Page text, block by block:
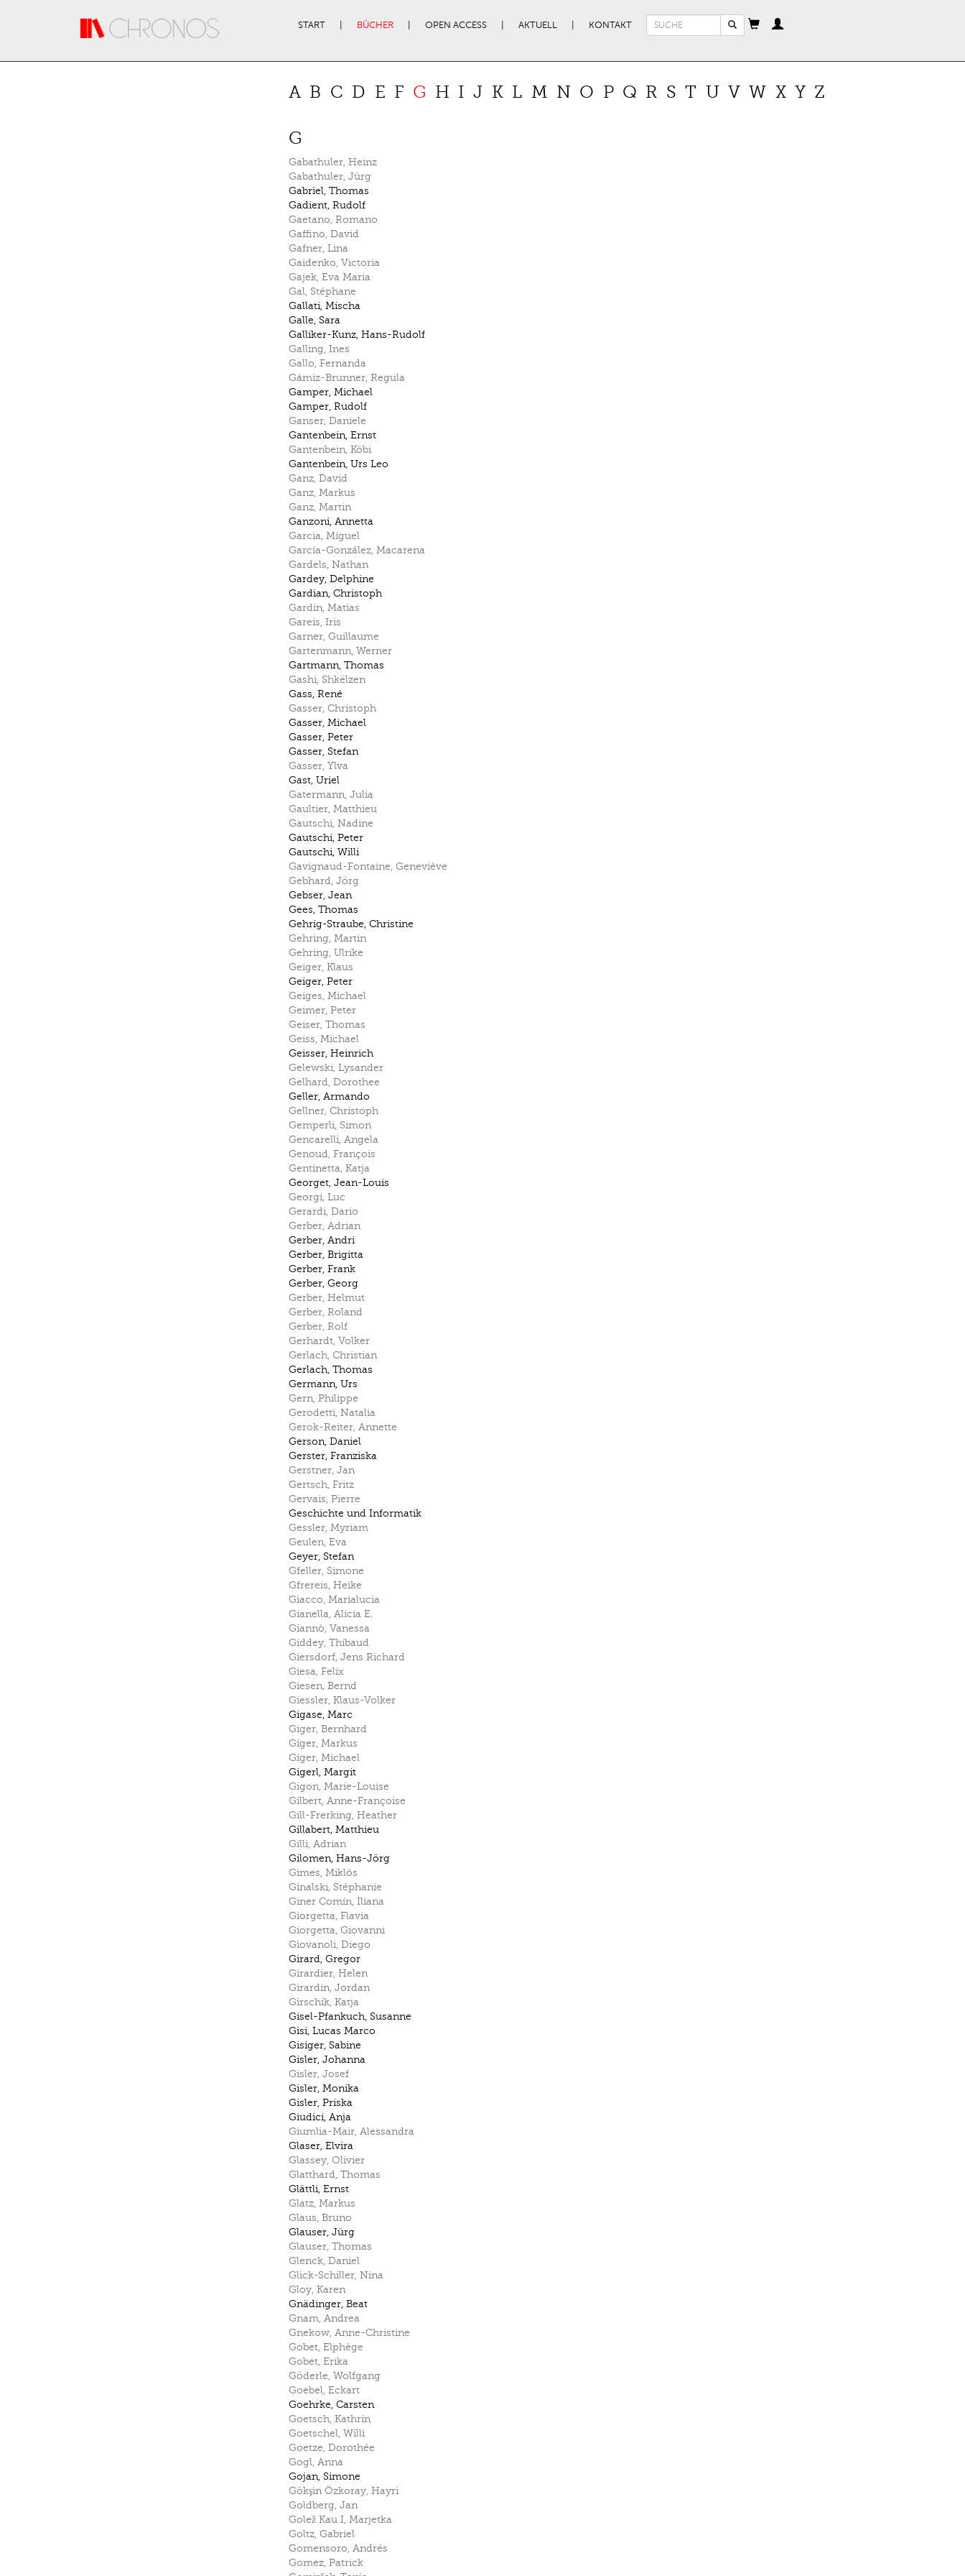
START BÜCHER OPEN ACCESS AKTUELL KONTAKT
Suchformular
A B C D E F G H I J K L M N O P Q R S T U V W X Y Z
G
Gabathuler, Heinz
Gabathuler, Jürg
Gabriel, Thomas
Gadient, Rudolf
Gaetano, Romano
Gaffino, David
Gafner, Lina
Gaidenko, Victoria
Gajek, Eva Maria
Gal, Stéphane
Gallati, Mischa
Galle, Sara
Galliker-Kunz, Hans-Rudolf
Galling, Ines
Gallo, Fernanda
Gámiz-Brunner, Regula
Gamper, Michael
Gamper, Rudolf
Ganser, Daniele
Gantenbein, Ernst
Gantenbein, Köbi
Gantenbein, Urs Leo
Ganz, David
Ganz, Markus
Ganz, Martin
Ganzoni, Annetta
Garcia, Miguel
García-González, Macarena
Gardels, Nathan
Gardey, Delphine
Gardian, Christoph
Gardin, Matias
Gareis, Iris
Garner, Guillaume
Gartenmann, Werner
Gartmann, Thomas
Gashi, Shkëlzen
Gass, René
Gasser, Christoph
Gasser, Michael
Gasser, Peter
Gasser, Stefan
Gasser, Ylva
Gast, Uriel
Gatermann, Julia
Gaultier, Matthieu
Gautschi, Nadine
Gautschi, Peter
Gautschi, Willi
Gavignaud-Fontaine, Geneviève
Gebhard, Jörg
Gebser, Jean
Gees, Thomas
Gehrig-Straube, Christine
Gehring, Martin
Gehring, Ulrike
Geiger, Klaus
Geiger, Peter
Geiges, Michael
Geimer, Peter
Geiser, Thomas
Geiss, Michael
Geisser, Heinrich
Gelewski, Lysander
Gelhard, Dorothee
Geller, Armando
Gellner, Christoph
Gemperli, Simon
Gencarelli, Angela
Genoud, François
Gentinetta, Katja
Georget, Jean-Louis
Georgi, Luc
Gerardi, Dario
Gerber, Adrian
Gerber, Andri
Gerber, Brigitta
Gerber, Frank
Gerber, Georg
Gerber, Helmut
Gerber, Roland
Gerber, Rolf
Gerhardt, Volker
Gerlach, Christian
Gerlach, Thomas
Germann, Urs
Gern, Philippe
Gerodetti, Natalia
Gerok-Reiter, Annette
Gerson, Daniel
Gerster, Franziska
Gerstner, Jan
Gertsch, Fritz
Gervais, Pierre
Geschichte und Informatik
Gessler, Myriam
Geulen, Eva
Geyer, Stefan
Gfeller, Simone
Gfrereis, Heike
Giacco, Marialucia
Gianella, Alicia E.
Giannò, Vanessa
Giddey, Thibaud
Giersdorf, Jens Richard
Giesa, Felix
Giesen, Bernd
Giessler, Klaus-Volker
Gigase, Marc
Giger, Bernhard
Giger, Markus
Giger, Michael
Gigerl, Margit
Gigon, Marie-Louise
Gilbert, Anne-Françoise
Gill-Frerking, Heather
Gillabert, Matthieu
Gilli, Adrian
Gilomen, Hans-Jörg
Gimes, Miklós
Ginalski, Stéphanie
Giner Comín, Iliana
Giorgetta, Flavia
Giorgetta, Giovanni
Giovanoli, Diego
Girard, Gregor
Girardier, Helen
Girardin, Jordan
Girschik, Katja
Gisel-Pfankuch, Susanne
Gisi, Lucas Marco
Gisiger, Sabine
Gisler, Johanna
Gisler, Josef
Gisler, Monika
Gisler, Priska
Giudici, Anja
Giumlia-Mair, Alessandra
Glaser, Elvira
Glassey, Olivier
Glatthard, Thomas
Glättli, Ernst
Glatz, Markus
Glaus, Bruno
Glauser, Jürg
Glauser, Thomas
Glenck, Daniel
Glick-Schiller, Nina
Gloy, Karen
Gnädinger, Beat
Gnam, Andrea
Gnekow, Anne-Christine
Gobet, Elphège
Gobet, Erika
Göderle, Wolfgang
Goebel, Eckart
Goehrke, Carsten
Goetsch, Kathrin
Goetschel, Willi
Goetze, Dorothée
Gogl, Anna
Gojan, Simone
Gökşin Özkoray, Hayri
Goldberg, Jan
Golež Kau I, Marjetka
Goltz, Gabriel
Gomensoro, Andrés
Gomez, Patrick